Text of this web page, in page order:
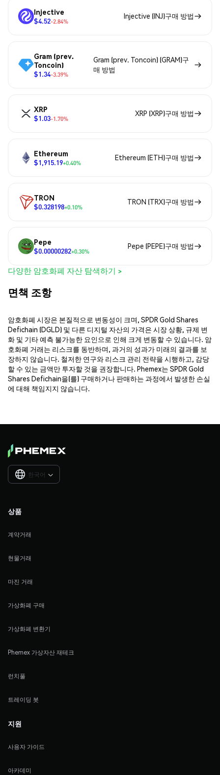
Injective
$4.52-2.84%
Injective (INJ)구매 방법
Gram (prev.
Toncoin)
$1.34-3.39%
Gram (prev. Toncoin) (GRAM)구
매 방법
XRP
$1.03-1.70%
XRP (XRP)구매 방법
Ethereum
$1,915.19+0.40%
Ethereum (ETH)구매 방법
TRON
$0.328198+0.10%
TRON (TRX)구매 방법
Pepe
$0.00000282+0.30%
Pepe (PEPE)구매 방법
다양한 암호화폐 자산 탐색하기 >
면책 조항
암호화폐 시장은 본질적으로 변동성이 크며, SPDR Gold Shares
Defichain (DGLD) 및 다른 디지털 자산의 가격은 시장 상황, 규제 변
화 및 기타 예측 불가능한 요인으로 인해 크게 변동할 수 있습니다. 암
호화폐 거래는 리스크를 동반하며, 과거의 성과가 미래의 결과를 보
장하지 않습니다. 철저한 연구와 리스크 관리 전략을 시행하고, 감당
할 수 있는 금액만 투자할 것을 권장합니다. Phemex는 SPDR Gold
Shares Defichain을(를) 구매하거나 판매하는 과정에서 발생한 손실
에 대해 책임지지 않습니다.
한국어 
상품
계약거래
현물거래
마진 거래
가상화폐 구매
가상화폐 변환기
Phemex 가상자산 재테크
런치풀
트레이딩 봇
지원
사용자 가이드
아카데미